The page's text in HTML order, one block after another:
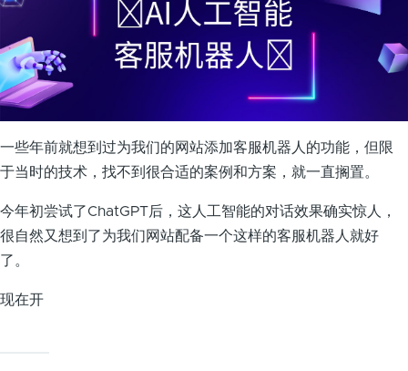
一些年前就想到过为我们的网站添加客服机器人的功能，但限
于当时的技术，找不到很合适的案例和方案，就一直搁置。
今年初尝试了ChatGPT后，这人工智能的对话效果确实惊人，
很自然又想到了为我们网站配备一个这样的客服机器人就好
了。
现在开